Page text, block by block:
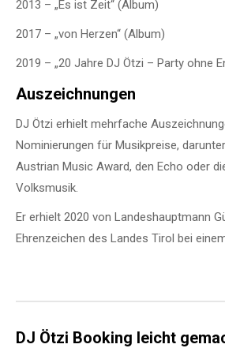
2013 – „Es ist Zeit“ (Album)
2017 – „von Herzen“ (Album)
2019 – „20 Jahre DJ Ötzi – Party ohne
Auszeichnungen
DJ Ötzi erhielt mehrfache
Nominierungen für Musikpreise,
Austrian Music Award, den Echo oder
Volksmusik.
Er erhielt 2020 von Landeshauptmann
Ehrenzeichen des Landes Tirol bei
DJ Ötzi Booking leicht